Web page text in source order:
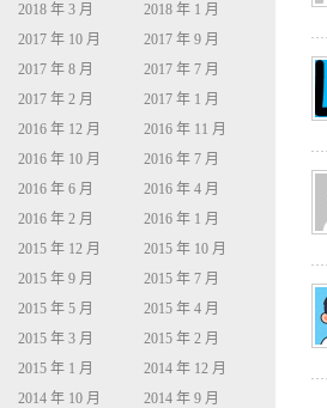
2018 年 3 月
2018 年 1 月
2017 年 10 月
2017 年 9 月
2017 年 8 月
2017 年 7 月
2017 年 2 月
2017 年 1 月
2016 年 12 月
2016 年 11 月
2016 年 10 月
2016 年 7 月
2016 年 6 月
2016 年 4 月
2016 年 2 月
2016 年 1 月
2015 年 12 月
2015 年 10 月
2015 年 9 月
2015 年 7 月
2015 年 5 月
2015 年 4 月
2015 年 3 月
2015 年 2 月
2015 年 1 月
2014 年 12 月
2014 年 10 月
2014 年 9 月